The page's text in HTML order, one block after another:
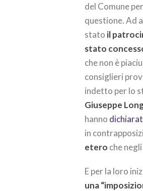
del Comune
questione. Ad
stato il
stato
che non è
consiglieri
indetto per lo
Giuseppe
hanno
in
etero che
E per la loro
una